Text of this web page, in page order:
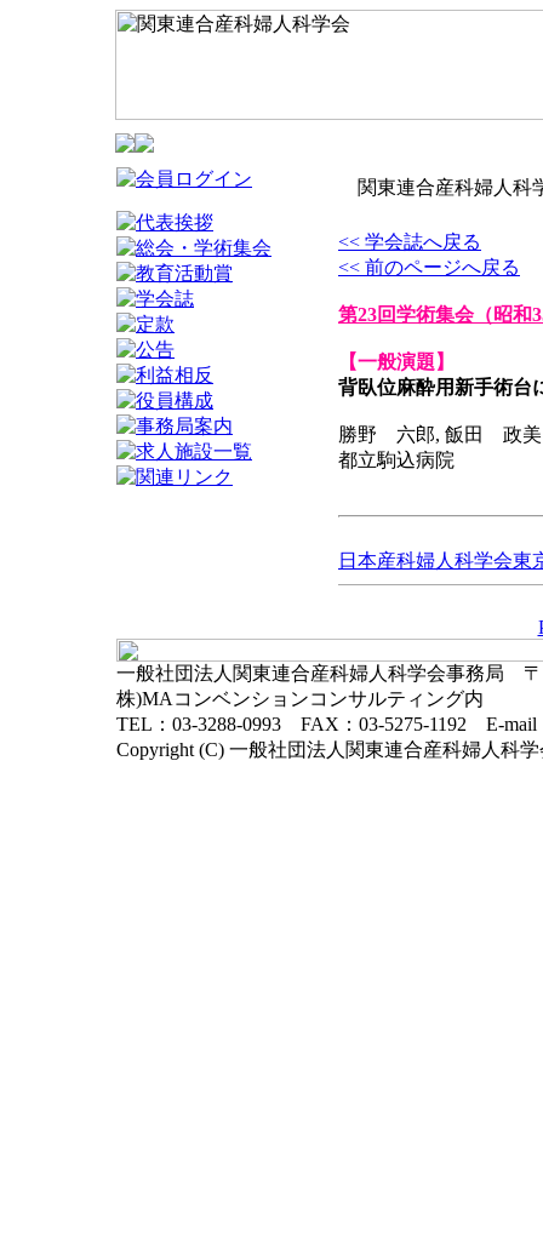
関東連合産科婦人科
<< 学会誌へ戻る
<< 前のページへ戻る
第23回学術集会（昭和
【一般演題】
背臥位麻酔用新手術台
勝野 六郎, 飯田 政美
都立駒込病院
日本産科婦人科学会東
一般社団法人関東連合産科婦人科学会事務局 〒
株)MAコンベンションコンサルティング内
TEL：03-3288-0993 FAX：03-5275-1192 E-mail
Copyright (C) 一般社団法人関東連合産科婦人科